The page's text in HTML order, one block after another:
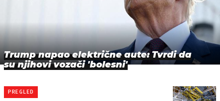
Trump napao električne aute: Tvrdi da
su njihovi vozači 'bolesni'
PREGLED